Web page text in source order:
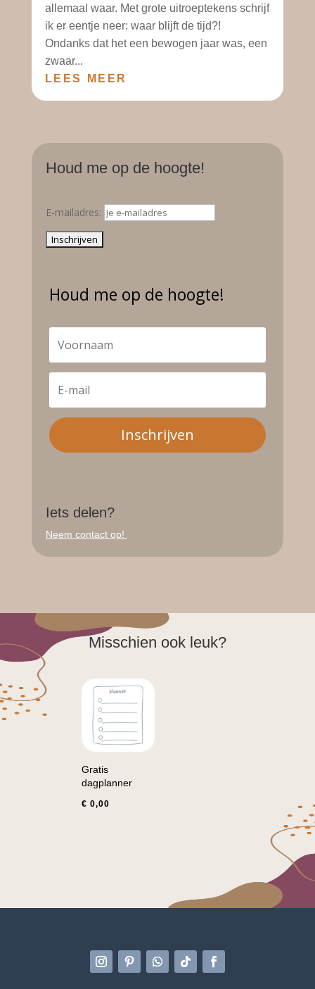
allemaal waar. Met grote uitroeptekens schrijf
ik er eentje neer: waar blijft de tijd?!
Ondanks dat het een bewogen jaar was, een
zwaar...
LEES MEER
Houd me op de hoogte!
E-mailadres:
Houd me op de hoogte!
Inschrijven
Iets delen?
Neem contact op!
Misschien ook leuk?
Gratis
dagplanner
€ 0,00